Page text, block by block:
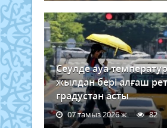
Сеулде ауа
жылдан бері алғаш
градустан асты
07 тамыз 2026 ж. 82